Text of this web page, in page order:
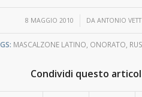
8 MAGGIO 2010
/ DAANTONIO
MASCALZONE LATINO ONORATO
Condividi questo